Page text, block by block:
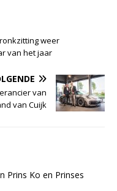
weer
van het jaar
van
van Cuijk
Prins Ko en Prinses